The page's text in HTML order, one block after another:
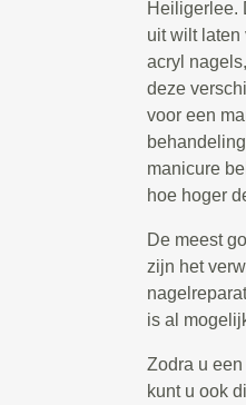
Heiligerlee.
uit wilt laten
acryl
deze
voor een
manicure
hoe hoger
De meest
zijn het
is al
Zodra u
kunt u ook